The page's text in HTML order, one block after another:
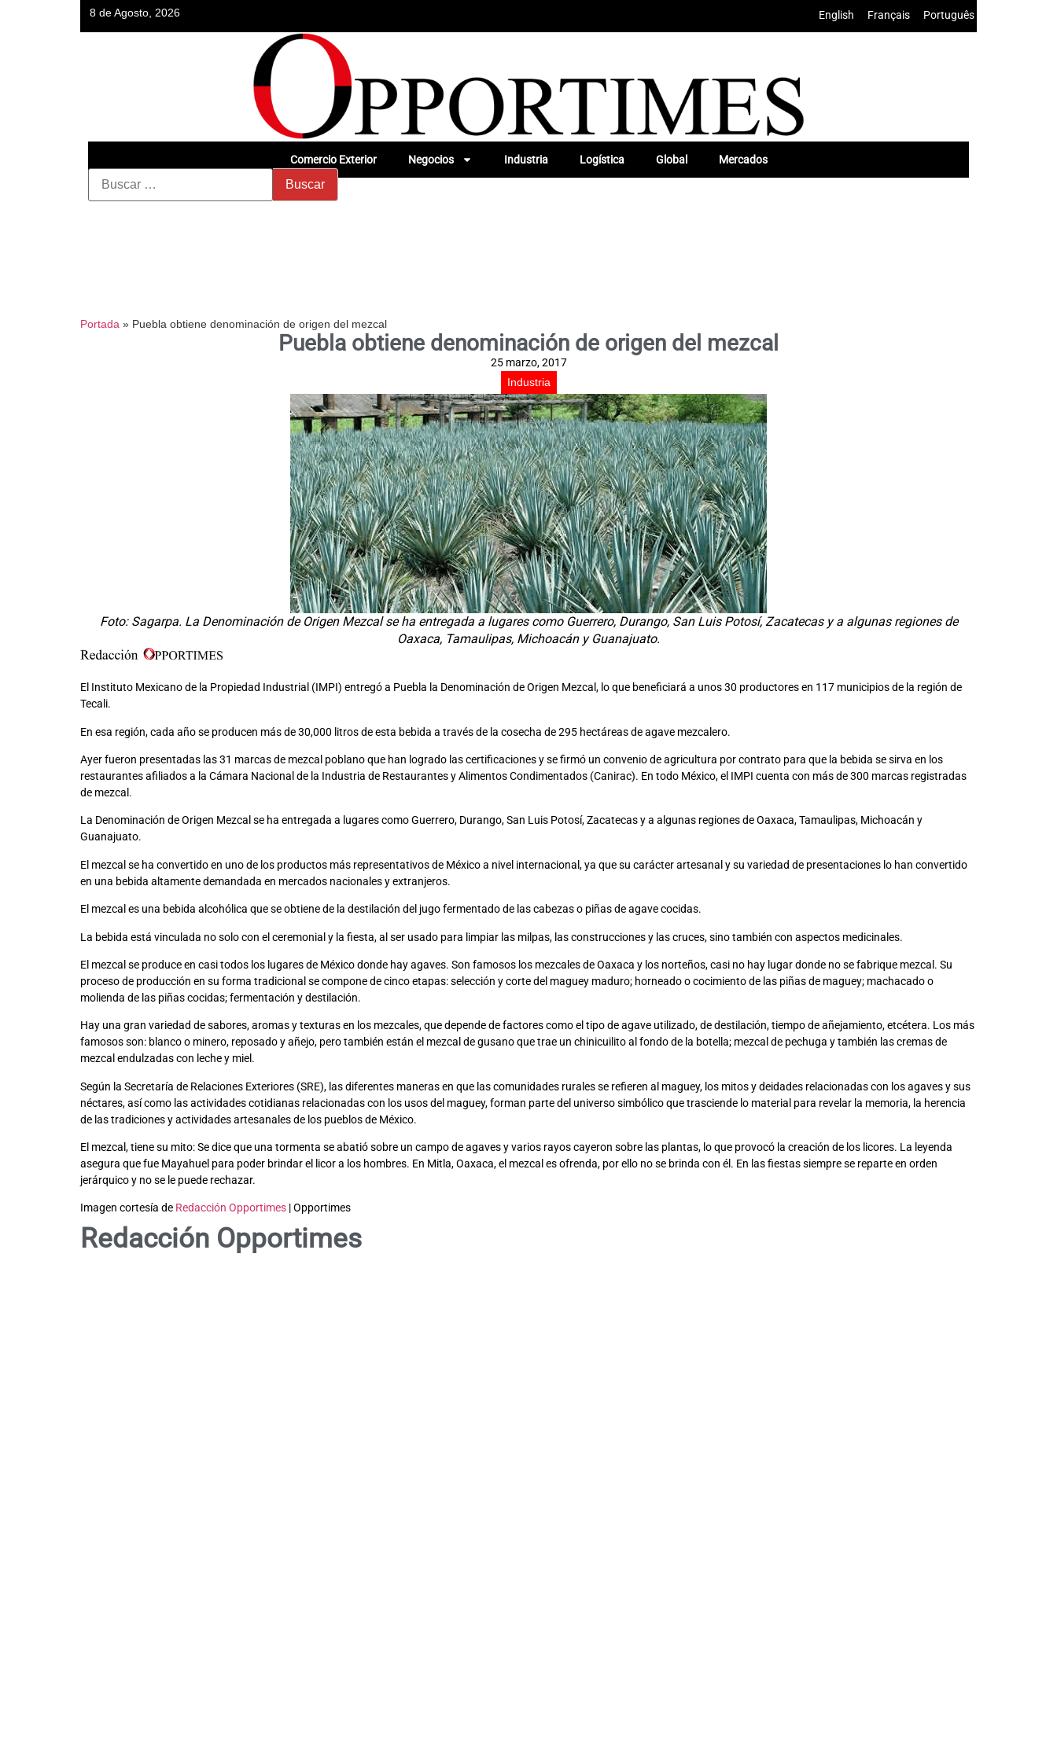
8 de Agosto, 2026 English Français Português
Comercio Exterior Negocios Industria Logística Global Mercados
Portada » Puebla obtiene denominación de origen del mezcal
Puebla obtiene denominación de origen del mezcal
25 marzo, 2017
Industria
Foto: Sagarpa. La Denominación de Origen Mezcal se ha entregada a lugares como Guerrero, Durango, San Luis Potosí, Zacatecas y a algunas regiones de
Oaxaca, Tamaulipas, Michoacán y Guanajuato.
El Instituto Mexicano de la Propiedad Industrial (IMPI) entregó a Puebla la Denominación de Origen Mezcal, lo que beneficiará a unos 30 productores en 117 municipios de la región de
Tecali.
En esa región, cada año se producen más de 30,000 litros de esta bebida a través de la cosecha de 295 hectáreas de agave mezcalero.
Ayer fueron presentadas las 31 marcas de mezcal poblano que han logrado las certificaciones y se firmó un convenio de agricultura por contrato para que la bebida se sirva en los
restaurantes afiliados a la Cámara Nacional de la Industria de Restaurantes y Alimentos Condimentados (Canirac). En todo México, el IMPI cuenta con más de 300 marcas registradas
de mezcal.
La Denominación de Origen Mezcal se ha entregada a lugares como Guerrero, Durango, San Luis Potosí, Zacatecas y a algunas regiones de Oaxaca, Tamaulipas, Michoacán y
Guanajuato.
El mezcal se ha convertido en uno de los productos más representativos de México a nivel internacional, ya que su carácter artesanal y su variedad de presentaciones lo han convertido
en una bebida altamente demandada en mercados nacionales y extranjeros.
El mezcal es una bebida alcohólica que se obtiene de la destilación del jugo fermentado de las cabezas o piñas de agave cocidas.
La bebida está vinculada no solo con el ceremonial y la fiesta, al ser usado para limpiar las milpas, las construcciones y las cruces, sino también con aspectos medicinales.
El mezcal se produce en casi todos los lugares de México donde hay agaves. Son famosos los mezcales de Oaxaca y los norteños, casi no hay lugar donde no se fabrique mezcal. Su
proceso de producción en su forma tradicional se compone de cinco etapas: selección y corte del maguey maduro; horneado o cocimiento de las piñas de maguey; machacado o
molienda de las piñas cocidas; fermentación y destilación.
Hay una gran variedad de sabores, aromas y texturas en los mezcales, que depende de factores como el tipo de agave utilizado, de destilación, tiempo de añejamiento, etcétera. Los más
famosos son: blanco o minero, reposado y añejo, pero también están el mezcal de gusano que trae un chinicuilito al fondo de la botella; mezcal de pechuga y también las cremas de
mezcal endulzadas con leche y miel.
Según la Secretaría de Relaciones Exteriores (SRE), las diferentes maneras en que las comunidades rurales se refieren al maguey, los mitos y deidades relacionadas con los agaves y sus
néctares, así como las actividades cotidianas relacionadas con los usos del maguey, forman parte del universo simbólico que trasciende lo material para revelar la memoria, la herencia
de las tradiciones y actividades artesanales de los pueblos de México.
El mezcal, tiene su mito: Se dice que una tormenta se abatió sobre un campo de agaves y varios rayos cayeron sobre las plantas, lo que provocó la creación de los licores. La leyenda
asegura que fue Mayahuel para poder brindar el licor a los hombres. En Mitla, Oaxaca, el mezcal es ofrenda, por ello no se brinda con él. En las fiestas siempre se reparte en orden
jerárquico y no se le puede rechazar.
Imagen cortesía de Redacción Opportimes | Opportimes
Redacción Opportimes